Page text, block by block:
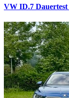
VW ID.7 Dauertest